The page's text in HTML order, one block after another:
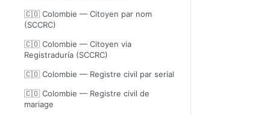
🇨🇴 Colombie — Citoyen par nom
(SCCRC)
🇨🇴 Colombie — Citoyen via
Registraduría (SCCRC)
🇨🇴 Colombie — Registre civil par serial
🇨🇴 Colombie — Registre civil de
mariage